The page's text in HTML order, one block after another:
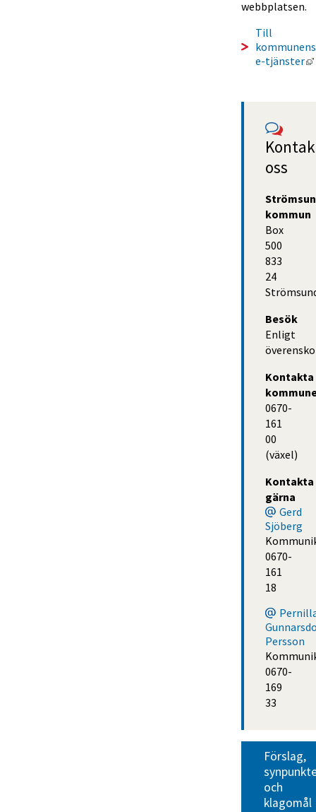
webbplatsen.
Till
kommunens
e-tjänster
oss
kommun
Box
500
833
24
Besök
Enligt
Kontakta
0670-
161
00
(växel)
Kontakta
gärna
Gerd
Sjöberg
0670-
161
18
Persson
0670-
169
33
Förslag,
och
klagomål